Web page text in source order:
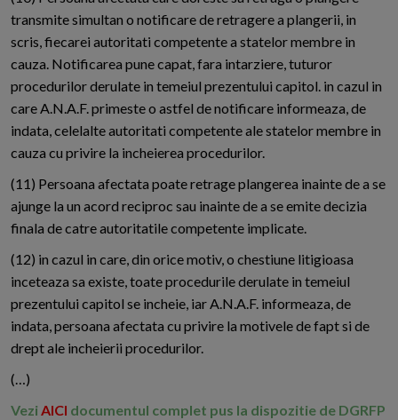
transmite simultan o notificare de retragere a plangerii, in
scris, fiecarei autoritati competente a statelor membre in
cauza. Notificarea pune capat, fara intarziere, tuturor
procedurilor derulate in temeiul prezentului capitol. in cazul in
care A.N.A.F. primeste o astfel de notificare informeaza, de
indata, celelalte autoritati competente ale statelor membre in
cauza cu privire la incheierea procedurilor.
(11) Persoana afectata poate retrage plangerea inainte de a se
ajunge la un acord reciproc sau inainte de a se emite decizia
finala de catre autoritatile competente implicate.
(12) in cazul in care, din orice motiv, o chestiune litigioasa
inceteaza sa existe, toate procedurile derulate in temeiul
prezentului capitol se incheie, iar A.N.A.F. informeaza, de
indata, persoana afectata cu privire la motivele de fapt si de
drept ale incheierii procedurilor.
(…)
Vezi AICI documentul complet pus la dispozitie de DGRFP